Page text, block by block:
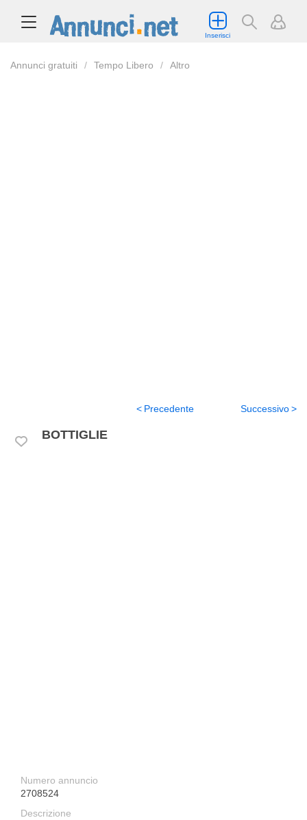
Inserisci
Annunci gratuiti Tempo Libero Altro
BOTTIGLIE
Precedente Successivo
Numero annuncio
2708524
Descrizione